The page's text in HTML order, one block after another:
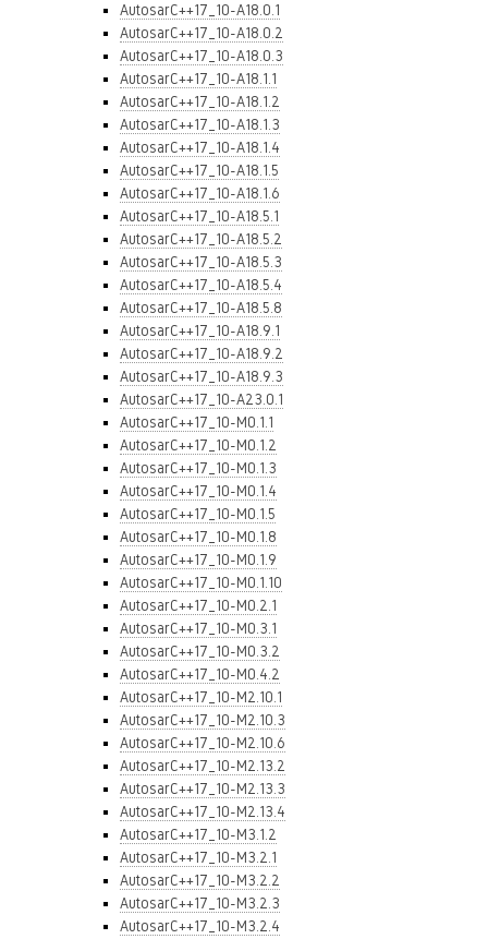
AutosarC++17_10-A18.0.1
AutosarC++17_10-A18.0.2
AutosarC++17_10-A18.0.3
AutosarC++17_10-A18.1.1
AutosarC++17_10-A18.1.2
AutosarC++17_10-A18.1.3
AutosarC++17_10-A18.1.4
AutosarC++17_10-A18.1.5
AutosarC++17_10-A18.1.6
AutosarC++17_10-A18.5.1
AutosarC++17_10-A18.5.2
AutosarC++17_10-A18.5.3
AutosarC++17_10-A18.5.4
AutosarC++17_10-A18.5.8
AutosarC++17_10-A18.9.1
AutosarC++17_10-A18.9.2
AutosarC++17_10-A18.9.3
AutosarC++17_10-A23.0.1
AutosarC++17_10-M0.1.1
AutosarC++17_10-M0.1.2
AutosarC++17_10-M0.1.3
AutosarC++17_10-M0.1.4
AutosarC++17_10-M0.1.5
AutosarC++17_10-M0.1.8
AutosarC++17_10-M0.1.9
AutosarC++17_10-M0.1.10
AutosarC++17_10-M0.2.1
AutosarC++17_10-M0.3.1
AutosarC++17_10-M0.3.2
AutosarC++17_10-M0.4.2
AutosarC++17_10-M2.10.1
AutosarC++17_10-M2.10.3
AutosarC++17_10-M2.10.6
AutosarC++17_10-M2.13.2
AutosarC++17_10-M2.13.3
AutosarC++17_10-M2.13.4
AutosarC++17_10-M3.1.2
AutosarC++17_10-M3.2.1
AutosarC++17_10-M3.2.2
AutosarC++17_10-M3.2.3
AutosarC++17_10-M3.2.4